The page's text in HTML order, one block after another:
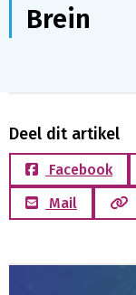
Brein
Deel dit artikel
Facebook
Mail